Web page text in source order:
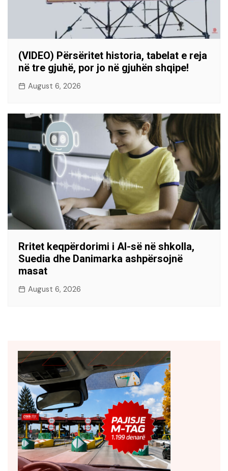
(VIDEO) Përsëritet historia, tabelat e reja
në tre gjuhë, por jo në gjuhën shqipe!
August 6, 2026
Rritet keqpërdorimi i AI-së në shkolla,
Suedia dhe Danimarka ashpërsojnë
masat
August 6, 2026